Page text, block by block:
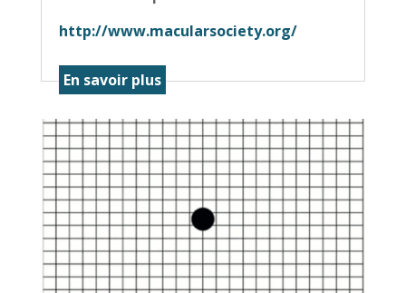
http://www.macularsociety.org/
En savoir plus